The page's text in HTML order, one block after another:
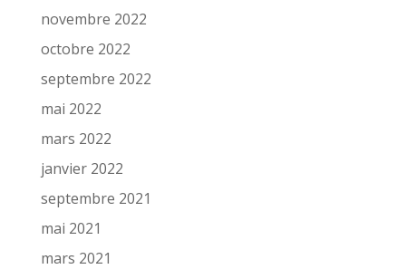
novembre 2022
octobre 2022
septembre 2022
mai 2022
mars 2022
janvier 2022
septembre 2021
mai 2021
mars 2021